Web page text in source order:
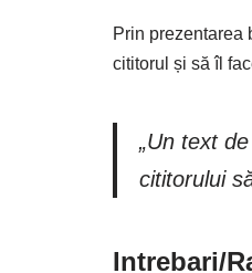
Prin prezentarea
cititorul și să îl
„Un text
cititorului
Intrebari/